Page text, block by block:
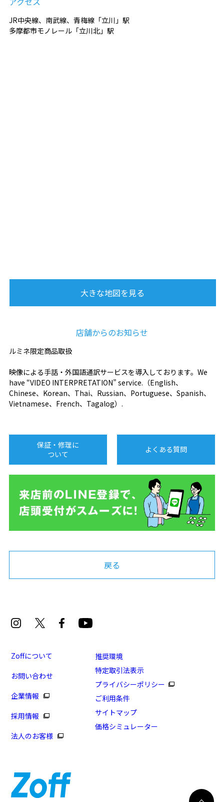
JR中央線、南武線、青梅線「立川」駅
多摩都市モノレール「立川北」駅
大きな地図を見る
店舗からのお知らせ
ルミネ限定商品取扱
映像による手話・外国語通訳サービスを導入しております。We
have “VIDEO INTERPRETATION” service.（English、
Chinese、Korean、Thai、Russian、Portuguese、Spanish、
Vietnamese、French、Tagalog）.
保証・修理に
ついて
よくある質問
戻る
Zoffについて
お問い合わせ
企業情報
採用情報
法人のお客様
推奨環境
特定取引法表示
プライバシーポリシー
ご利用条件
サイトマップ
価格シミュレーター